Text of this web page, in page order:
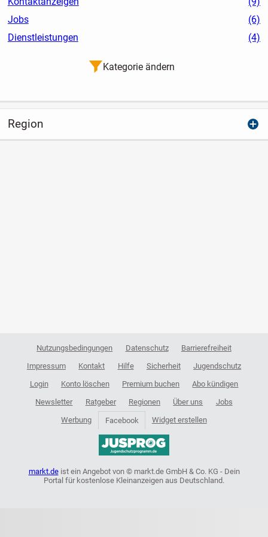
Jobs
(6)
Dienstleistungen
(4)
Kategorie ändern
Region
Nutzungsbedingungen Datenschutz
Barrierefreiheit
Impressum
Kontakt Hilfe Sicherheit
Jugendschutz
Login
Konto löschen Premium buchen
Abo kündigen
Newsletter
Ratgeber Regionen Über uns
Jobs
Werbung
Facebook Widget erstellen
markt.deist ein Angebot von © markt.de GmbH & Co. KG - Dein
Portal für kostenlose Kleinanzeigen aus Deutschland.